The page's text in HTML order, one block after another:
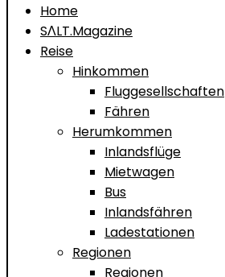
Home
SΛLT.Magazine
Reise
Hinkommen
Fluggesellschaften
Fähren
Herumkommen
Inlandsflüge
Mietwagen
Bus
Inlandsfähren
Ladestationen
Regionen
Regionen